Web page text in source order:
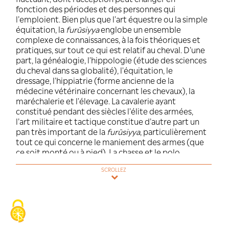
Au niveau linguistique, le terme
racine FaRuSa, qui signifie : « être
qui concerne les chevaux ». Lafurūsiyya
l’action de ce verbe, c’est-à-dire le fait
connaissances dans le domaine des
leur monte. Lafurūsiyyaest un
fluctuant, dont l’acception peut
fonction des périodes et des
l’emploient. Bien plus que l'art
équitation, lafurūsiyyaenglobe un
complexe de connaissances, à la fois
pratiques, sur tout ce qui est relatif au
part, la généalogie, l'hippologie
du cheval dans sa globalité),
dressage, l'hippiatrie (forme ancienne